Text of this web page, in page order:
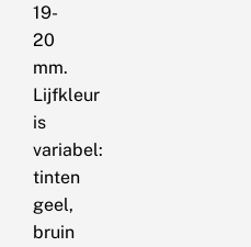
19-
20
mm.
Lijfkleur
is
variabel:
tinten
geel,
bruin